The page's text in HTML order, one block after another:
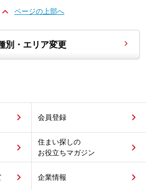
ページの上部へ
別・エリア変更
会員登録
住まい探しの
お役立ちマガジン
企業情報